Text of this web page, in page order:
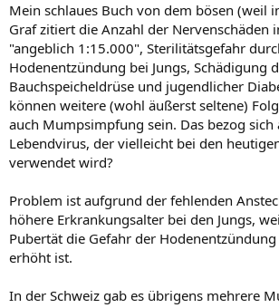
Mein schlaues Buch von dem bösen (weil
Graf zitiert die Anzahl der Nervenschäden
"angeblich 1:15.000", Sterilitätsgefahr
Hodenentzündung bei Jungs, Schädigung
Bauchspeicheldrüse und jugendlicher
können weitere (wohl äußerst seltene)
auch Mumpsimpfung sein. Das bezog
Lebendvirus, der vielleicht bei den
verwendet wird?
Problem ist aufgrund der fehlenden
höhere Erkrankungsalter bei den Jungs,
Pubertät die Gefahr der
erhöht ist.
In der Schweiz gab es übrigens mehrere